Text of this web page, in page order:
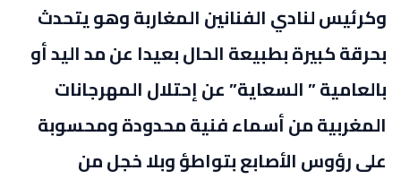
وكرئيس لنادي الفنانين المغاربة وهو يتحدث
بحرقة كبيرة بطبيعة الحال بعيدا عن مد اليد أو
بالعامية ” السعاية” عن إحتلال المهرجانات
المغربية من أسماء فنية محدودة ومحسوبة
على رؤوس الأصابع بتواطؤ وبلا خجل من